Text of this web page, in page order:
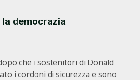
democrazia
che i sostenitori di Donald
i cordoni di sicurezza e sono